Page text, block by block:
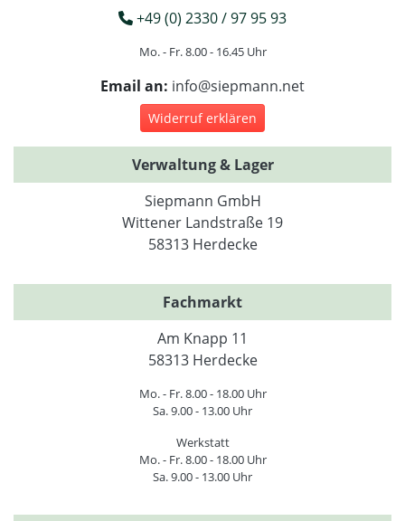
+49 (0) 2330 / 97 95 93
Mo. - Fr. 8.00 - 16.45 Uhr
Email an: info@siepmann.net
Widerruf erklären
Verwaltung & Lager
Siepmann GmbH
Wittener Landstraße 19
58313 Herdecke
Fachmarkt
Am Knapp 11
58313 Herdecke
Mo. - Fr. 8.00 - 18.00 Uhr
Sa. 9.00 - 13.00 Uhr
Werkstatt
Mo. - Fr. 8.00 - 18.00 Uhr
Sa. 9.00 - 13.00 Uhr